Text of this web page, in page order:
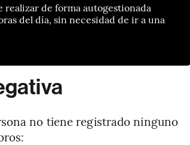
de forma autogestionada
del día, sin necesidad de ir a una
no tiene registrado ninguno